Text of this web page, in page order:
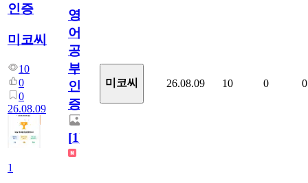
인증
미코씨
10
0
0
26.08.09
1
영
어
공
부
인
증
[1]
미코씨 26.08.09 10 0 0